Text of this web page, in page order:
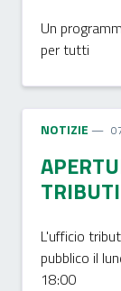
Un
per tutti
NOTIZIE
TRIBUTI
L'ufficio
pubblico il
18:00